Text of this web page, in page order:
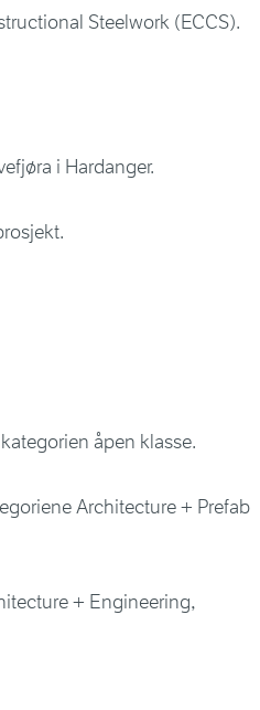
Steelwork (ECCS).
i Hardanger.
åpen klasse.
Architecture + Prefab
+ Engineering,